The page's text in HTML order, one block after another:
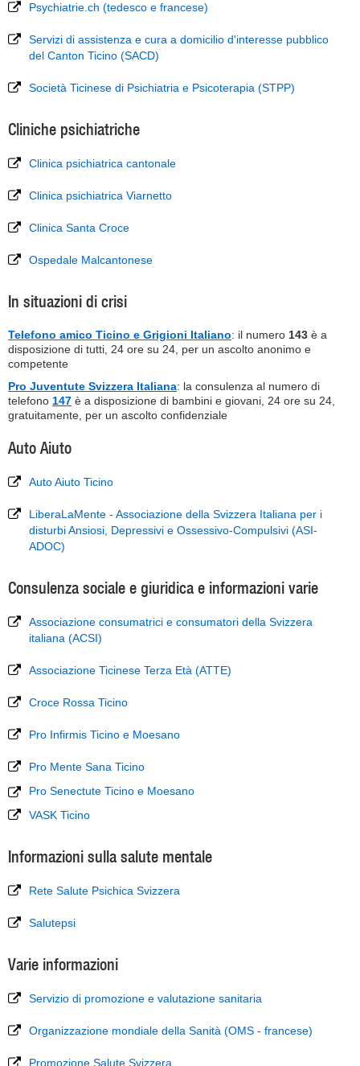
Psychiatrie.ch (tedesco e francese)
Servizi di assistenza e cura a domicilio d'interesse pubblico
del Canton Ticino (SACD)
Società Ticinese di Psichiatria e Psicoterapia (STPP)
Cliniche psichiatriche
Clinica psichiatrica cantonale
Clinica psichiatrica Viarnetto
Clinica Santa Croce
Ospedale Malcantonese
In situazioni di crisi
Telefono amico Ticino e Grigioni Italiano: il numero 143 è a
disposizione di tutti, 24 ore su 24, per un ascolto anonimo e
competente
Pro Juventute Svizzera Italiana: la consulenza al numero di
telefono 147 è a disposizione di bambini e giovani, 24 ore su 24,
gratuitamente, per un ascolto confidenziale
Auto Aiuto
Auto Aiuto Ticino
LiberaLaMente - Associazione della Svizzera Italiana per i
disturbi Ansiosi, Depressivi e Ossessivo-Compulsivi (ASI-
ADOC)
Consulenza sociale e giuridica e informazioni varie
Associazione consumatrici e consumatori della Svizzera
italiana (ACSI)
Associazione Ticinese Terza Età (ATTE)
Croce Rossa Ticino
Pro Infirmis Ticino e Moesano
Pro Mente Sana Ticino
Pro Senectute Ticino e Moesano
VASK Ticino
Informazioni sulla salute mentale
Rete Salute Psichica Svizzera
Salutepsi
Varie informazioni
Servizio di promozione e valutazione sanitaria
Organizzazione mondiale della Sanità (OMS - francese)
Promozione Salute Svizzera